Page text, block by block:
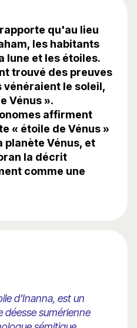
qu'au lieu
les habitants
lune et les étoiles.
trouvé des preuves
vénéraient le soleil,
Vénus ».
affirment
« étoile de Vénus »
planète Vénus, et
la décrit
comme une
d'Inanna, est un
déesse sumérienne